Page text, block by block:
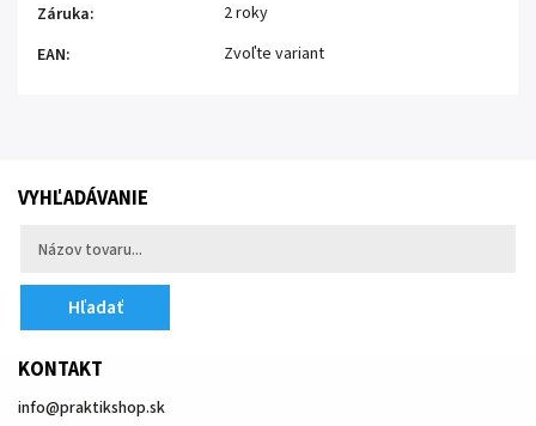
Záruka:
2 roky
EAN: Zvoľte variant
VYHĽADÁVANIE
Hľadať
KONTAKT
info@praktikshop.sk